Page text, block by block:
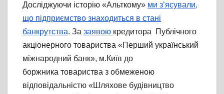
Досліджуючи історію «Альткому» ми з’ясували,
що підприємство знаходиться в стані
банкрутства. За заявою кредитора Публічного
акціонерного товариства «Перший український
міжнародний банк», м.Київ до
боржника товариства з обмеженою
відповідальністю «Шляхове будівництво